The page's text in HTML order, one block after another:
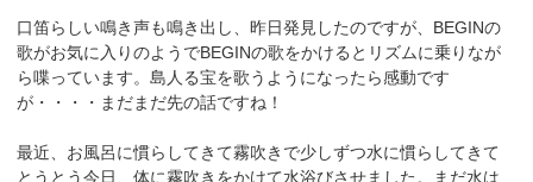
口笛らしい鳴き声も鳴き出し、昨日発見したのですが、BEGINの
歌がお気に入りのようでBEGINの歌をかけるとリズムに乗りなが
ら喋っています。島人る宝を歌うようになったら感動です
が・・・・まだまだ先の話ですね！
最近、お風呂に慣らしてきて霧吹きで少しずつ水に慣らしてきて
とうとう今日、体に霧吹きをかけて水浴びさせました。まだ水は